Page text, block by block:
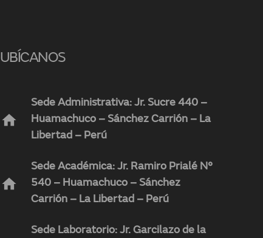
UBÍCANOS
home
Sede Administrativa: Jr. Sucre 440 –
Huamachuco – Sánchez Carrión – La
Libertad – Perú
home
Sede Académica: Jr. Ramiro Prialé N°
540 – Huamachuco – Sánchez
Carrión – La Libertad – Perú
Sede Laboratorio: Jr. Garcilazo de la